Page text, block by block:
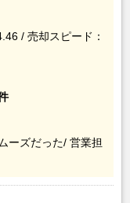
/ 売却スピード：
ーズだった/ 営業担